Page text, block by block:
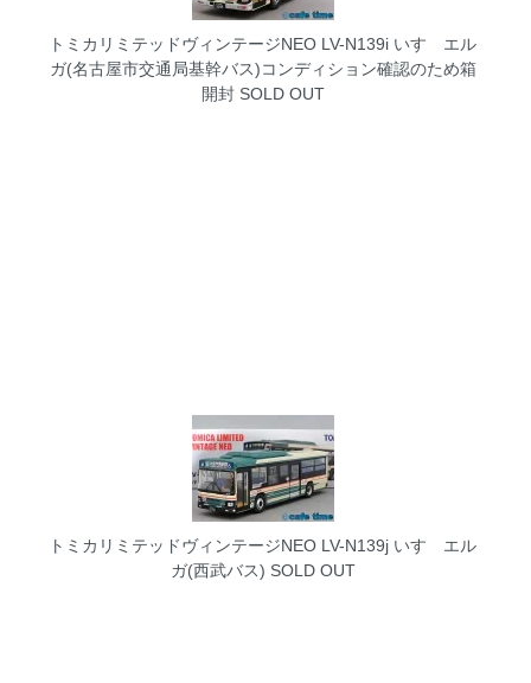
トミカリミテッドヴィンテージNEO LV-N139i いすゞエル
ガ(名古屋市交通局基幹バス)コンディション確認のため箱
開封SOLD OUT
トミカリミテッドヴィンテージNEO LV-N139j いすゞエル
ガ(西武バス) SOLD OUT